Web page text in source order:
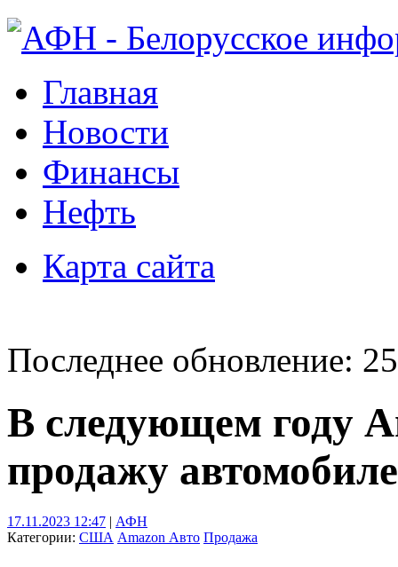
Главная
Новости
Финансы
Нефть
Карта сайта
Последнее обновление:
В следующем году
продажу
17.11.2023 12:47 | АФН
Категории: США Amazon Авто Продажа